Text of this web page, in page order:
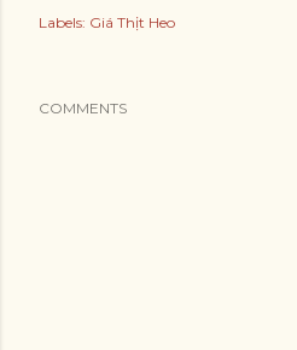
Labels: Giá Thịt Heo
COMMENTS